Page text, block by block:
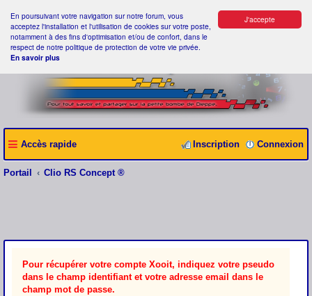
J'accepte
En poursuivant votre navigation sur notre forum, vous
acceptez l'installation et l'utilisation de cookies sur votre poste,
notamment à des fins d'optimisation et/ou de confort, dans le
respect de notre politique de protection de votre vie privée.
En savoir plus
Accès rapide Connexion
Inscription
Portail Clio RS Concept ®
Pour récupérer votre compte Xooit, indiquez votre pseudo
dans le champ identifiant et votre adresse email dans le
champ mot de passe.